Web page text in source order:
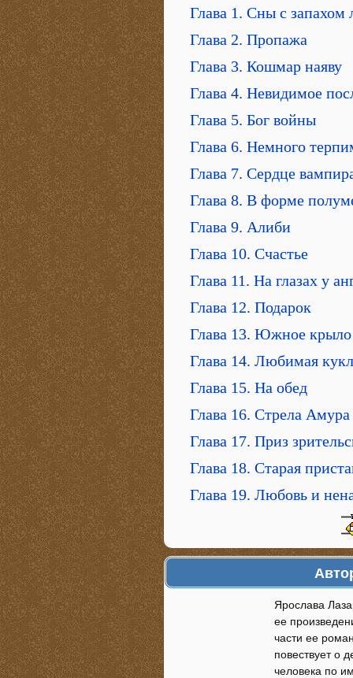
Глава 1. Сны с запахом
Глава 2. Пропажа
Глава 3. Кошмар наяву
Глава 4. Невидимое
Глава 5. Бог войны
Глава 6. Немного
Глава 7. Сердце
Глава 8. В форме
Глава 9. Алиби
Глава 10. Счастье
Глава 11. На глазах у
Глава 12. Подарок
Глава 13. Южное крыло
Глава 14. Любимая
Глава 15. На обед
Глава 16. Стрела Амура
Глава 17. Приз
Глава 18. Старая
Глава 19. Любовь и
Ярослава
ее
части ее
повествует о
человека по